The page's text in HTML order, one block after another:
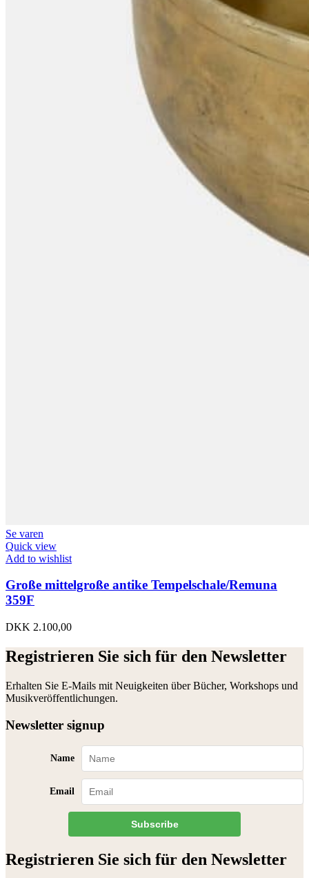
Se varen
Quick view
Add to wishlist
Große mittelgroße antike Tempelschale/Remuna
359F
DKK 2.100,00
Registrieren Sie sich für den Newsletter
Erhalten Sie E-Mails mit Neuigkeiten über Bücher, Workshops und
Musikveröffentlichungen.
Newsletter signup
Name
Email
Subscribe
Registrieren Sie sich für den Newsletter